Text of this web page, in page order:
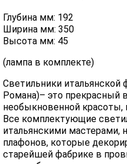
Глубина мм: 192
Ширина мм: 350
Высота мм: 45
(лампа в комплекте)
Светильники итальянской
Романа)– это прекрасный
необыкновенной красоты,
Все комплектующие
итальянскими мастерами,
плафонов, которые
старейшей фабрике в